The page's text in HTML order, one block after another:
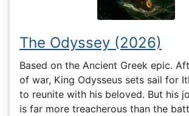
The Odyssey (2026)
Based on the Ancient Greek epic.
of war, King Odysseus sets sail for
to reunite with his beloved. But his
is far more treacherous than the